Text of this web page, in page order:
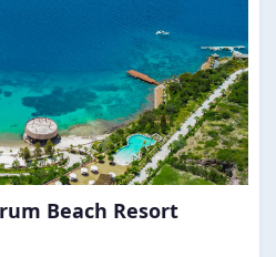
Beach Resort